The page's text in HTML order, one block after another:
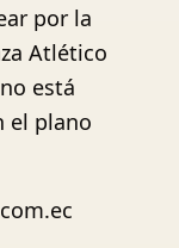
por la
Atlético
está
el plano